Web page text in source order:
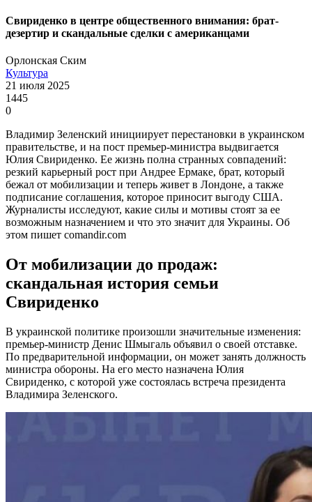
Свириденко в центре общественного внимания: брат-
дезертир и скандальные сделки с американцами
Орлонская Ским
Культура
21 июля 2025
1445
0
Владимир Зеленский инициирует перестановки в украинском
правительстве, и на пост премьер-министра выдвигается
Юлия Свириденко. Ее жизнь полна странных совпадений:
резкий карьерный рост при Андрее Ермаке, брат, который
бежал от мобилизации и теперь живет в Лондоне, а также
подписание соглашения, которое приносит выгоду США.
Журналисты исследуют, какие силы и мотивы стоят за ее
возможным назначением и что это значит для Украины. Об
этом пишет comandir.com
От мобилизации до продаж:
скандальная история семьи
Свириденко
В украинской политике произошли значительные изменения:
премьер-министр Денис Шмыгаль объявил о своей отставке.
По предварительной информации, он может занять должность
министра обороны. На его место назначена Юлия
Свириденко, с которой уже состоялась встреча президента
Владимира Зеленского.